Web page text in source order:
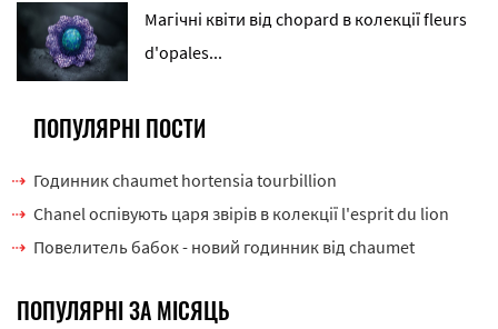
Магічні квіти від chopard в колекції fleurs
d'opales...
ПОПУЛЯРНІ ПОСТИ
Годинник chaumet hortensia tourbillion
Chanel оспівують царя звірів в колекції l'esprit du lion
Повелитель бабок - новий годинник від chaumet
ПОПУЛЯРНІ ЗА МІСЯЦЬ